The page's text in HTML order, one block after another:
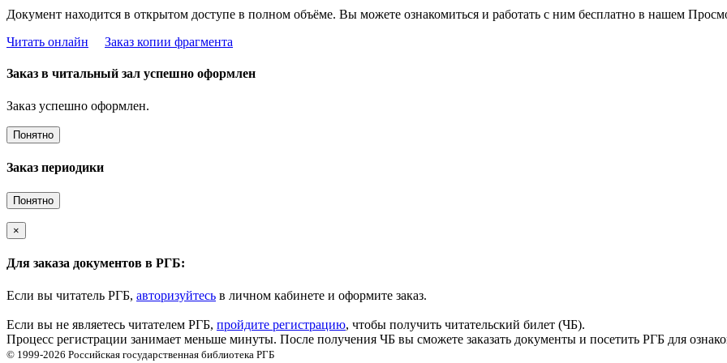
Документ находится в открытом доступе в полном объёме. Вы можете ознакомиться и работать с ним бесплатно в нашем
Читать онлайн
Заказ копии фрагмента
Заказ в читальный зал успешно оформлен
Заказ успешно оформлен.
Понятно
Заказ периодики
Понятно
×
Для заказа документов в РГБ:
Если вы читатель РГБ, авторизуйтесь в личном кабинете и оформите заказ.
Если вы не являетесь читателем РГБ, пройдите регистрацию, чтобы получить читательский билет (ЧБ).
Процесс регистрации занимает меньше минуты. После получения ЧБ вы сможете заказать документы и посетить РГБ для
© 1999-2026 Российская государственная библиотека РГБ